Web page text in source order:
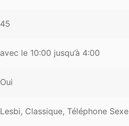
45
avec le 10:00 jusqu’à 4:00
Oui
Lesbi, Classique, Téléphone Sexe